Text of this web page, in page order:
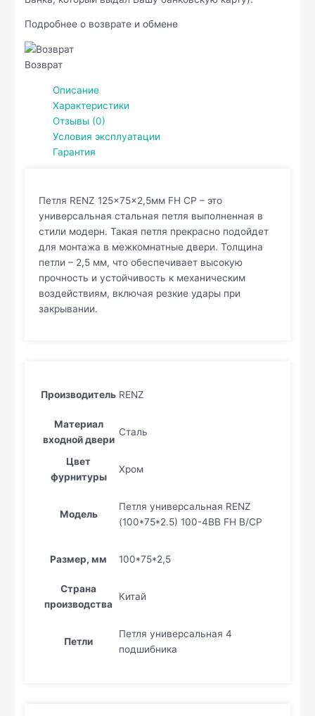
Подробнее о возврате и обмене
Возврат
Описание
Характеристики
Отзывы (0)
Условия эксплуатации
Гарантия
Петля RENZ 125x75x2,5мм FH СР – это
универсальная стальная петля выполненная в
стили модерн. Такая петля прекрасно подойдет
для монтажа в межкомнатные двери. Толщина
петли – 2,5 мм, что обеспечивает высокую
прочность и устойчивость к механическим
воздействиям, включая резкие удары при
закрывании.
Производитель RENZ
Материал
входной двери
Сталь
Цвет
фурнитуры
Хром
Модель
Петля универсальная RENZ
(100*75*2.5) 100-4BB FH B/CP
Размер, мм 100*75*2,5
Страна
производства
Китай
Петли
Петля универсальная 4
подшибника